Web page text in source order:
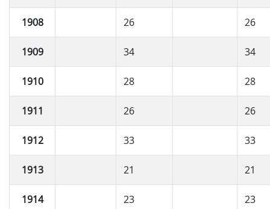
1908 26 26
1909 34 34
1910 28 28
1911 26 26
1912 33 33
1913 21 21
1914 23 23